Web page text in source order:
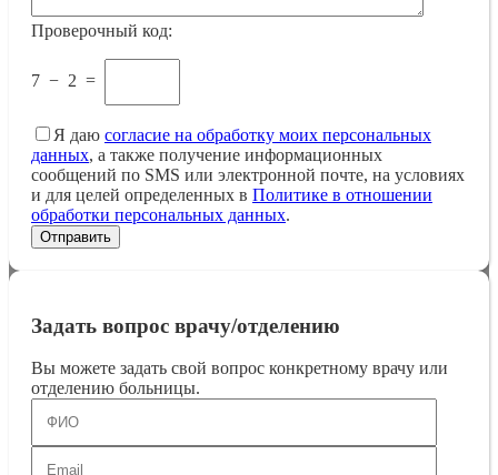
Проверочный код:
7 − 2 =
Я даю согласие на обработку моих персональных
данных, а также получение информационных
сообщений по SMS или электронной почте, на условиях
и для целей определенных в Политике в отношении
обработки персональных данных.
Задать вопрос врачу/отделению
Вы можете задать свой вопрос конкретному врачу или
отделению больницы.